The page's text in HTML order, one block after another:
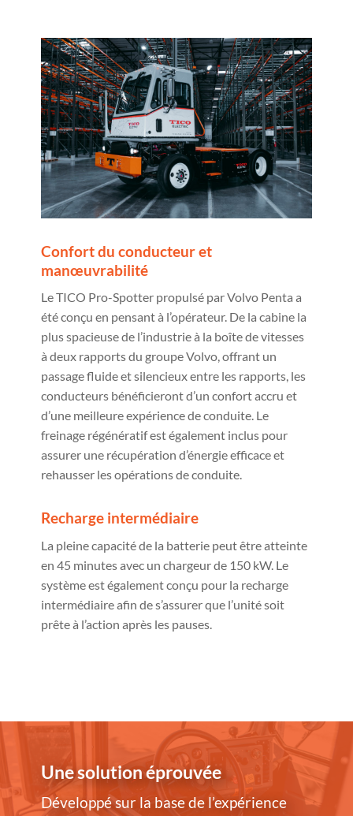
Confort du conducteur et
manœuvrabilité
Le TICO Pro-Spotter propulsé par Volvo Penta a
été conçu en pensant à l’opérateur. De la cabine la
plus spacieuse de l’industrie à la boîte de vitesses
à deux rapports du groupe Volvo, offrant un
passage fluide et silencieux entre les rapports, les
conducteurs bénéficieront d’un confort accru et
d’une meilleure expérience de conduite. Le
freinage régénératif est également inclus pour
assurer une récupération d’énergie efficace et
rehausser les opérations de conduite.
Recharge intermédiaire
La pleine capacité de la batterie peut être atteinte
en 45 minutes avec un chargeur de 150 kW. Le
système est également conçu pour la recharge
intermédiaire afin de s’assurer que l’unité soit
prête à l’action après les pauses.
Une solution éprouvée
Développé sur la base de l’expérience